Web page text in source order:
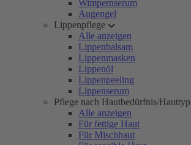
Wimpernserum
Augengel
Lippenpflege
Alle anzeigen
Lippenbalsam
Lippenmasken
Lippenöl
Lippenpeeling
Lippenserum
Pflege nach Hautbedürfnis/Hauttyp
Alle anzeigen
Für fettige Haut
Für Mischhaut